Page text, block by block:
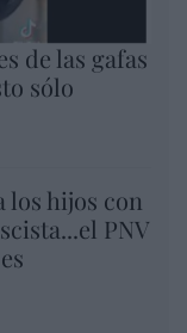
de las gafas
sólo
los hijos con
PNV